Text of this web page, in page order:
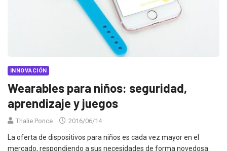
INNOVACIÓN
Wearables para niños: seguridad,
aprendizaje y juegos
Thalie Ponce 2016/06/14
La oferta de dispositivos para niños es cada vez mayor en el
mercado, respondiendo a sus necesidades de forma novedosa.